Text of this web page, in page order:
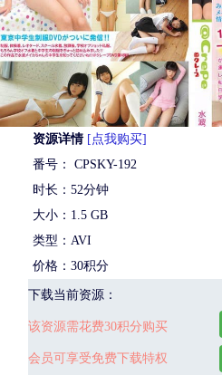
资源详情 [点我购买]
番号： CPSKY-192
时长：52分钟
大小：1.5 GB
类型：AVI
价格：30积分
下载当前资源：
该资源需花费30积分购买
会员可享受免费下载特权